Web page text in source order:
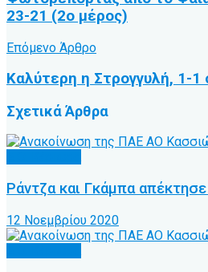
23-21 (2ο μέρος)
Επόμενο Άρθρο
Καλύτερη η Στρογγυλή, 1-1
ΣχετικάΆρθρα
Ράντζα και Γκάμπα
12 Νοεμβρίου 2020